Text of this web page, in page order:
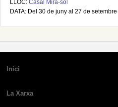
LLOC: Casal Mira-sol
DATA: Del 30 de juny al 27 de
Inici
La Xarxa